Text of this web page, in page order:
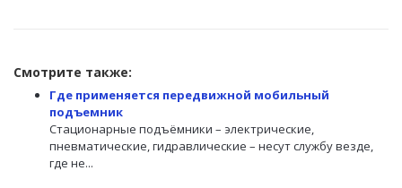
Смотрите также:
Где применяется передвижной мобильный
подъемник
Стационарные подъёмники – электрические,
пневматические, гидравлические – несут службу везде,
где не...